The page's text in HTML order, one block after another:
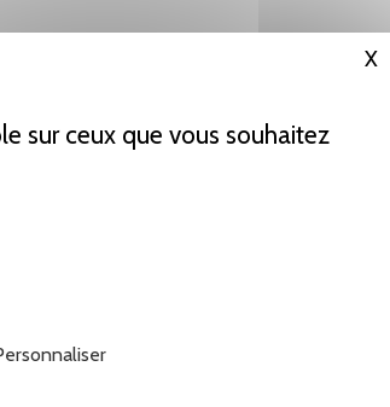
sur ceux que vous souhaitez
X